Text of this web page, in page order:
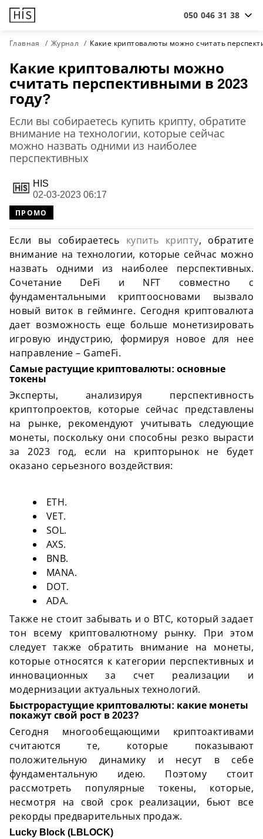
050 046 31 38
Главная Журнал Какие криптовалюты можно считать
Какие криптовалюты можно
считать перспективными в 2023
году?
Если вы собираетесь купить крипту, обратите
внимание на технологии, которые сейчас
можно назвать одними из наиболее
перспективных
HIS
02-03-2023 06:17
ПРОМО
Если вы собираетесь купить крипту, обратите
внимание на технологии, которые сейчас можно
назвать одними из наиболее перспективных.
Сочетание DeFi и NFT совместно с
фундаментальными криптоосновами вызвало
новый виток в гейминге. Сегодня криптовалюта
дает возможность еще больше монетизировать
игровую индустрию, формируя новое для нее
направление – GameFi.
Самые растущие криптовалюты: основные
токены
Эксперты, анализируя перспективность
криптопроектов, которые сейчас представлены
на рынке, рекомендуют учитывать следующие
монеты, поскольку они способны резко вырасти
за 2023 год, если на крипторынок не будет
оказано серьезного воздействия:
ETH.
VET.
SOL.
AXS.
BNB.
MANA.
DOT.
ADA.
Также не стоит забывать и о ВТС, который задает
тон всему криптовалютному рынку. При этом
следует также обратить внимание на монеты,
которые относятся к категории перспективных и
инновационных за счет реализации и
модернизации актуальных технологий.
Быстрорастущие криптовалюты: какие монеты
покажут свой рост в 2023?
Сегодня многообещающими криптоактивами
считаются те, которые показывают
положительную динамику и несут в себе
фундаментальную идею. Поэтому стоит
рассмотреть популярные токены, которые,
несмотря на свой срок реализации, бьют все
рекорды предварительных продаж.
Lucky Block (LBLOCK)